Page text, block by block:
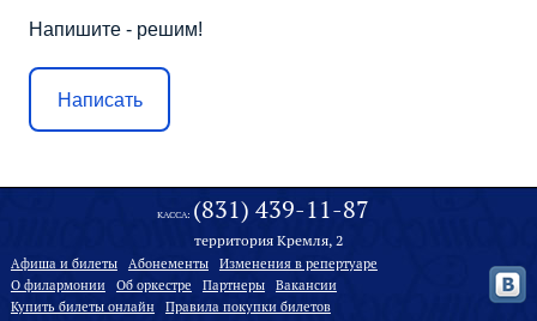
Напишите - решим!
Написать
КАССА: (831) 439-11-87
территория Кремля, 2
Афиша и билеты Абонементы
Изменения в репертуаре
О филармонии
Oб оркестре Партнеры
Вакансии
Купить билеты онлайн
Правила покупки билетов